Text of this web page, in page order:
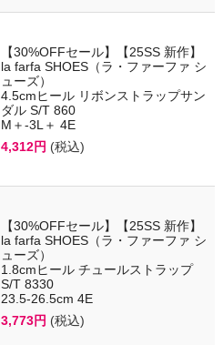
【30%OFFセール】【25SS 新作】
la farfa SHOES（ラ・ファーファ シ
ューズ）
4.5cmヒール リボンストラップサン
ダル S/T 860
M＋-3L＋ 4E
4,312円 (税込)
【30%OFFセール】【25SS 新作】
la farfa SHOES（ラ・ファーファ シ
ューズ）
1.8cmヒール チュールストラップ
S/T 8330
23.5-26.5cm 4E
3,773円 (税込)